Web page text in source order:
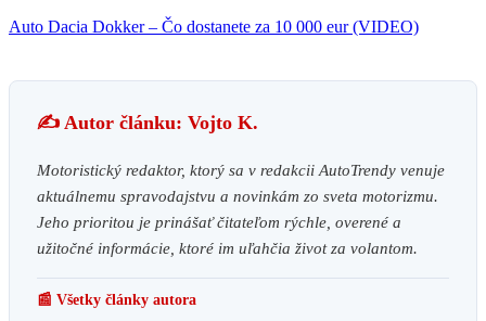
Auto Dacia Dokker – Čo dostanete za 10 000 eur (VIDEO)
✍️ Autor článku: Vojto K.
Motoristický redaktor, ktorý sa v redakcii AutoTrendy venuje
aktuálnemu spravodajstvu a novinkám zo sveta motorizmu.
Jeho prioritou je prinášať čitateľom rýchle, overené a
užitočné informácie, ktoré im uľahčia život za volantom.
📰 Všetky články autora